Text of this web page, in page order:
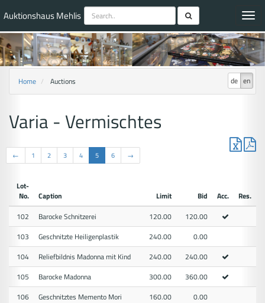
Auktionshaus Mehlis
de en
Home Auctions
Varia - Vermischtes
← 1 2 3 4 5 6 →
Lot-
No.
Caption Limit Bid Acc.
Res.
102
Barocke Schnitzerei 120.00
120.00
103
Geschnitzte Heiligenplastik 240.00
0.00
104
Reliefbildnis Madonna mit Kind 240.00
240.00
105
Barocke Madonna 300.00
360.00
106
Geschnitztes Memento Mori 160.00
0.00